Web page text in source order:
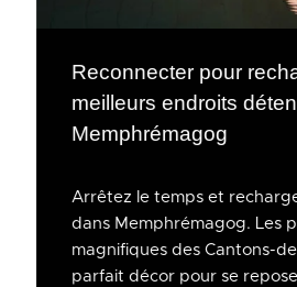
Reconnecter pour
meilleurs endroits
Memphrémagog
Arrêtez le temps et
dans Memphrémagog. Les
magnifiques des Cantons-
parfait décor pour se